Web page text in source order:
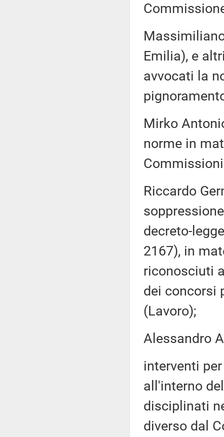
Emilia), e
avvocati la
Mirko
norme in
Riccardo
decreto-
2167), in
riconosciuti
dei concorsi
(Lavoro);
Alessandro
interventi
all'interno
disciplinati
diverso dal